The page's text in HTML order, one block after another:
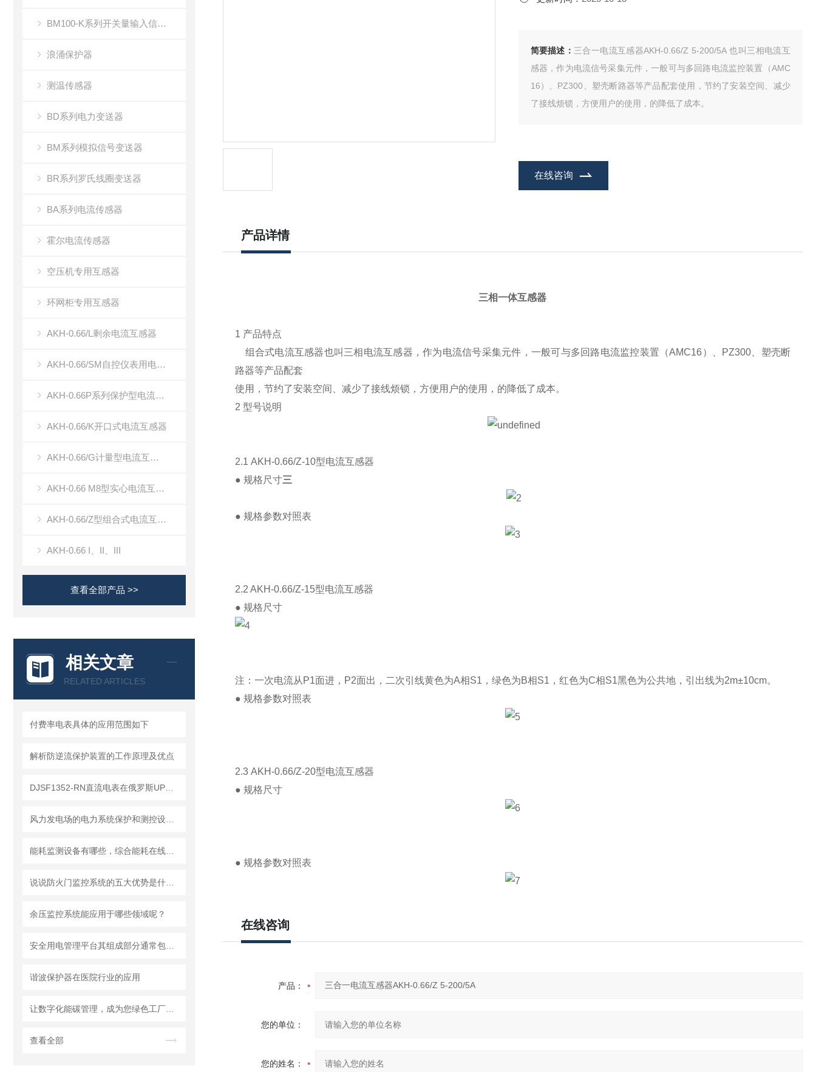
BM100-K系列开关量输入信号隔离器
浪涌保护器
测温传感器
BD系列电力变送器
BM系列模拟信号变送器
BR系列罗氏线圈变送器
BA系列电流传感器
霍尔电流传感器
空压机专用互感器
环网柜专用互感器
AKH-0.66/L剩余电流互感器
AKH-0.66/SM自控仪表用电流传感器（双绕组电流传感器）
AKH-0.66P系列保护型电流互感器
AKH-0.66/K开口式电流互感器
AKH-0.66/G计量型电流互感器
AKH-0.66 M8型实心电流互感器
AKH-0.66/Z型组合式电流互感器
AKH-0.66 I、II、III
查看全部产品 >>
相关文章
RELATED ARTICLES
付费率电表具体的应用范围如下
解析防逆流保护装置的工作原理及优点
余压监控系统能应用于哪些领域呢？
谐波保护器在医院行业的应用
查看全部
简要描述： 三合一电流互感器AKH-0.66/Z 5-200/5A 也叫三相电流互
感器，作为电流信号采集元件，一般可与多回路电流监控装置（AMC
16）、PZ300、塑壳断路器等产品配套使用，节约了安装空间、减少
了接线烦锁，方便用户的使用，的降低了成本。
在线咨询
产品详情
三相一体互感器
1 产品特点
组合式电流互感器也叫三相电流互感器，作为电流信号采集元件，一般可与多回路电流监控装置（AMC16）、PZ300、塑壳断
路器等产品配套
使用，节约了安装空间、减少了接线烦锁，方便用户的使用，的降低了成本。
2 型号说明
2.1 AKH-0.66/Z-10型电流互感器
● 规格尺寸三
● 规格参数对照表
2.2 AKH-0.66/Z-15型电流互感器
● 规格尺寸
注：一次电流从P1面进，P2面出，二次引线黄色为A相S1，绿色为B相S1，红色为C相S1黑色为公共地，引出线为2m±10cm。
● 规格参数对照表
2.3 AKH-0.66/Z-20型电流互感器
● 规格尺寸
● 规格参数对照表
在线咨询
产品：
您的单位：
您的姓名：